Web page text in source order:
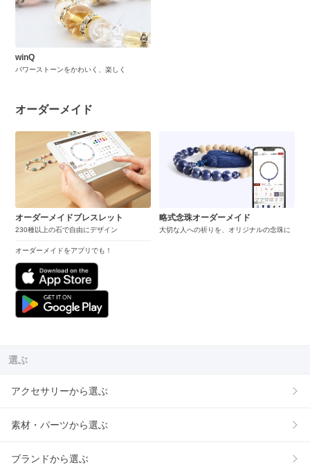
winQ
パワーストーンをかわいく、楽しく
オーダーメイド
オーダーメイドブレスレット
230種以上の石で自由にデザイン
オーダーメイドをアプリでも！
略式念珠オーダーメイド
大切な人への祈りを、オリジナルの念珠に
選ぶ
アクセサリーから選ぶ
素材・パーツから選ぶ
ブランドから選ぶ